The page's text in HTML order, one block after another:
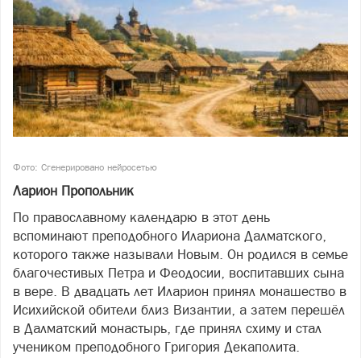
Фото: Сгенерировано нейросетью
Ларион Пропольник
По православному календарю в этот день
вспоминают преподобного Илариона Далматского,
которого также называли Новым. Он родился в семье
благочестивых Петра и Феодосии, воспитавших сына
в вере. В двадцать лет Иларион принял монашество в
Исихийской обители близ Византии, а затем перешёл
в Далматский монастырь, где принял схиму и стал
учеником преподобного Григория Декаполита.